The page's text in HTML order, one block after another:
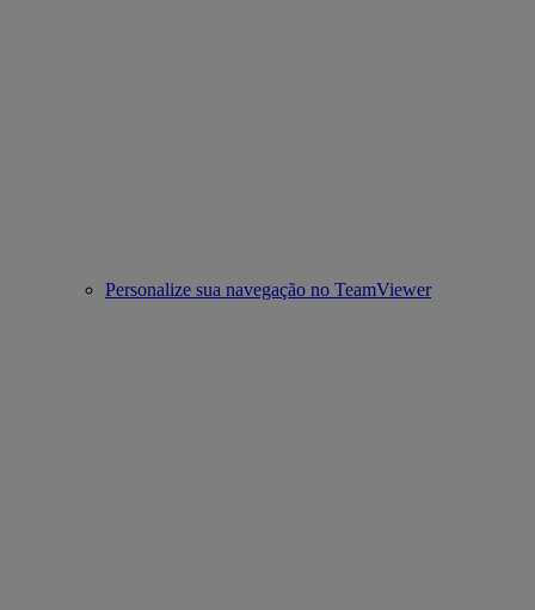
Personalize sua navegação no TeamViewer